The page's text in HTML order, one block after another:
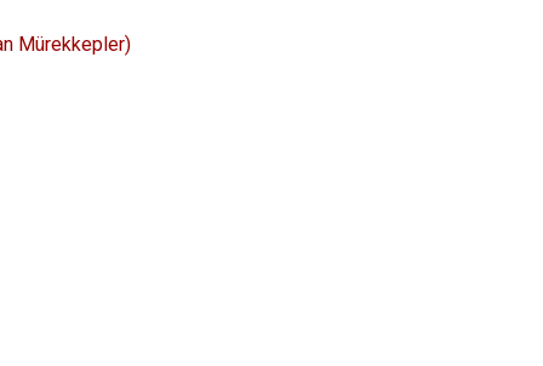
Mürekkepler)